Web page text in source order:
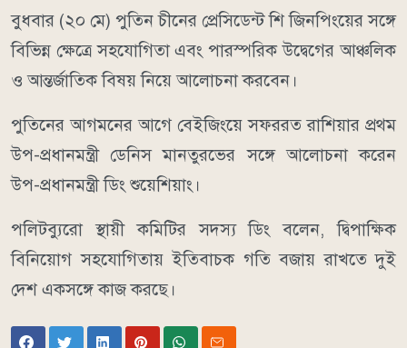
বুধবার (২০ মে) পুতিন চীনের প্রেসিডেন্ট শি জিনপিংয়ের সঙ্গে
বিভিন্ন ক্ষেত্রে সহযোগিতা এবং পারস্পরিক উদ্বেগের আঞ্চলিক
ও আন্তর্জাতিক বিষয় নিয়ে আলোচনা করবেন।
পুতিনের আগমনের আগে বেইজিংয়ে সফররত রাশিয়ার প্রথম
উপ-প্রধানমন্ত্রী ডেনিস মানতুরভের সঙ্গে আলোচনা করেন
উপ-প্রধানমন্ত্রী ডিং শুয়েশিয়াং।
পলিটব্যুরো স্থায়ী কমিটির সদস্য ডিং বলেন, দ্বিপাক্ষিক
বিনিয়োগ সহযোগিতায় ইতিবাচক গতি বজায় রাখতে দুই
দেশ একসঙ্গে কাজ করছে।